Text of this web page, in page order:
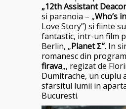
„12th Assistant
si paranoia – „Who’s
Love Story”) si fiinte
fantastic, intr-un film
Berlin, „Planet Ʃ”. In
romanesc din
firava„, regizat de
Dumitrache, un cuplu
sfarsitul lumii in
Bucuresti.